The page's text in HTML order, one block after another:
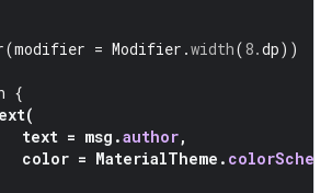
(modifier = Modifier .width(8.dp))
{
(
text = msg .author,
color = MaterialTheme .